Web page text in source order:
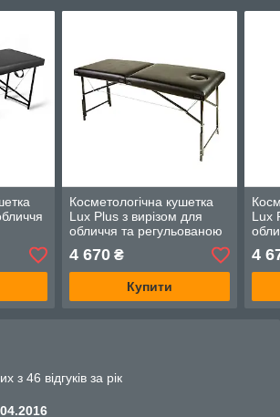
Косметологічна кушетка
Lux Plus з вирізом для
обличчя та регульованою
чорний
4 670₴
Купити
Lux
4
з 46 відгуків за рік